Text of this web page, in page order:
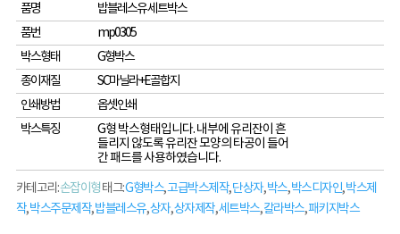
품명
밥블레스유 세트박스
품번
mp0305
박스형태
G형박스
종이재질
SC마닐라+E골합지
인쇄방법
옵셋인쇄
박스특징
G형 박스형태입니다. 내부에 유리잔이 흔
들리지 않도록 유리잔 모양의 타공이 들어
간 패드를 사용하였습니다.
카테고리:손잡이형태그:G형박스,고급박스제작,단상자,박스,박스디자인,박스제
작,박스주문제작,밥블레스유,상자,상자제작,세트박스,칼라박스,패키지박스